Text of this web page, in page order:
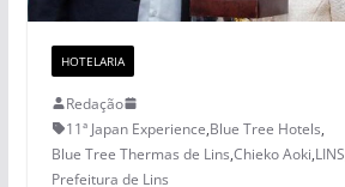
HOTELARIA
Redação
11ª Japan Experience,Blue Tree Hotels,
Blue Tree Thermas de Lins,Chieko Aoki,LINS
Prefeitura de Lins